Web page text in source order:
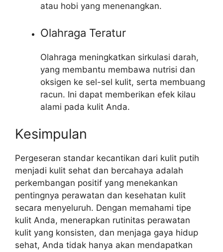
atau hobi yang menenangkan.
Olahraga Teratur
Olahraga meningkatkan sirkulasi darah,
yang membantu membawa nutrisi dan
oksigen ke sel-sel kulit, serta membuang
racun. Ini dapat memberikan efek kilau
alami pada kulit Anda.
Kesimpulan
Pergeseran standar kecantikan dari kulit putih
menjadi kulit sehat dan bercahaya adalah
perkembangan positif yang menekankan
pentingnya perawatan dan kesehatan kulit
secara menyeluruh. Dengan memahami tipe
kulit Anda, menerapkan rutinitas perawatan
kulit yang konsisten, dan menjaga gaya hidup
sehat, Anda tidak hanya akan mendapatkan